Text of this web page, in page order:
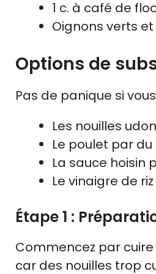
1 c. à café de
Oignons verts
Options de
Pas de panique si
Les nouilles
Le poulet par
La sauce hoisin
Le vinaigre de
Étape 1 :
Commencez par
car des nouilles trop